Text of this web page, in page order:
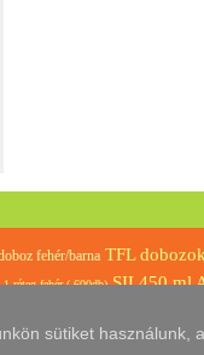
fehér/barna TFL
réteg fehér ( 600db) SIL450 ml
sütiket használunk,